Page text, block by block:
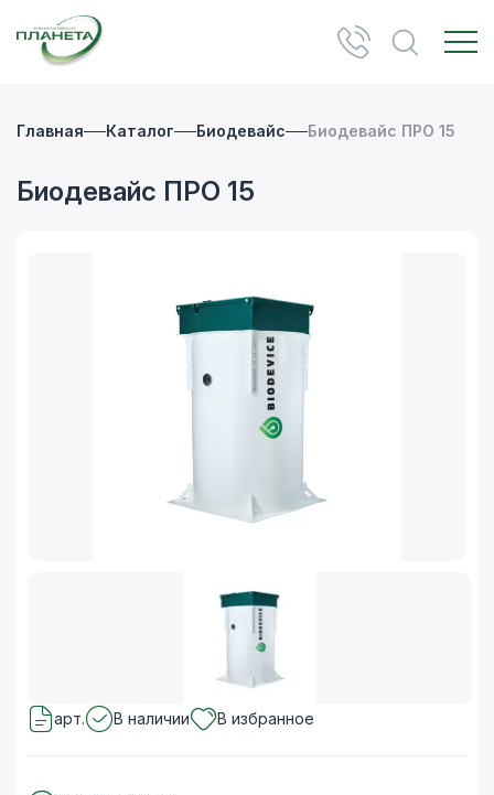
Главная Каталог Биодевайс Биодевайс ПРО 15
Биодевайс ПРО 15
арт. В наличии В избранное